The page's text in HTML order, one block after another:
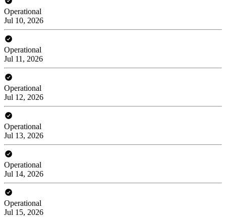
Operational
Jul 10, 2026
Operational
Jul 11, 2026
Operational
Jul 12, 2026
Operational
Jul 13, 2026
Operational
Jul 14, 2026
Operational
Jul 15, 2026